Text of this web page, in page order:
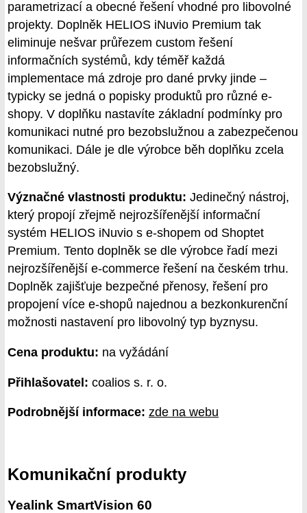
parametrizací a obecné řešení vhodné pro libovolné
projekty. Doplněk HELIOS iNuvio Premium tak
eliminuje nešvar průřezem custom řešení
informačních systémů, kdy téměř každá
implementace má zdroje pro dané prvky jinde –
typicky se jedná o popisky produktů pro různé e-
shopy. V doplňku nastavíte základní podmínky pro
komunikaci nutné pro bezobslužnou a zabezpečenou
komunikaci. Dále je dle výrobce běh doplňku zcela
bezobslužný.
Význačné vlastnosti produktu: Jedinečný nástroj,
který propojí zřejmě nejrozšířenější informační
systém HELIOS iNuvio s e-shopem od Shoptet
Premium. Tento doplněk se dle výrobce řadí mezi
nejrozšířenější e-commerce řešení na českém trhu.
Doplněk zajišťuje bezpečné přenosy, řešení pro
propojení více e-shopů najednou a bezkonkurenční
možnosti nastavení pro libovolný typ byznysu.
Cena produktu: na vyžádání
Přihlašovatel: coalios s. r. o.
Podrobnější informace: zde na webu
Komunikační produkty
Yealink SmartVision 60